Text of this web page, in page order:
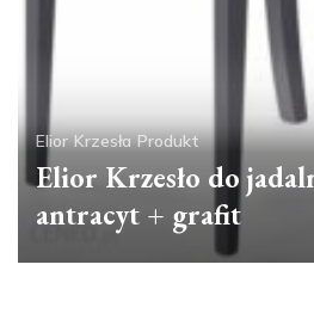
Elior Krzesła Produkt
Elior Krzesło do
antracyt + grafit